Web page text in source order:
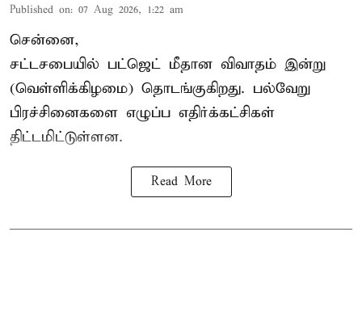
Published on: 07 Aug 2026, 1:22 am
சென்னை,
சட்டசபையில் பட்ஜெட் மீதான விவாதம் இன்று
(வெள்ளிக்கிழமை) தொடங்குகிறது. பல்வேறு
பிரச்சினைகளை எழுப்ப எதிர்க்கட்சிகள்
திட்டமிட்டுள்ளன.
Read More